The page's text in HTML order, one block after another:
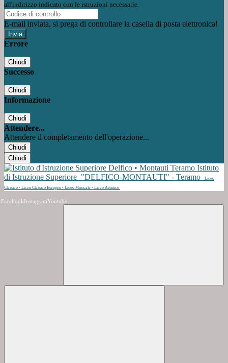
all'indirizzo indicato con le istruzioni necessarie.
E-mail inviata, si prega di controllare la casella di posta elettronica!
Errore
Chiudi
Successo
Chiudi
Informazione
Chiudi
Attendere...
Attendere il completamento dell'operazione...
Chiudi
Chiudi
Istituto
di Istruzione Superiore "DELFICO-MONTAUTI" - Teramo
Liceo
Classico - Liceo Classico Europeo - Liceo Musicale - Liceo Artistico
Facebook InstagramYoutube